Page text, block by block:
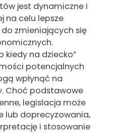
jest dynamiczne i
na celu lepsze
zmieniających się
kiedy na dziecko”
potencjalnych
wpłynąć na
Choć podstawowe
legislacja może
lub doprecyzowania,
i stosowanie